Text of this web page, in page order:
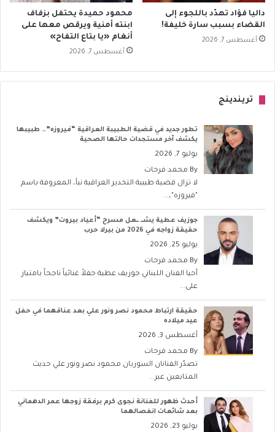
داليا فؤاد تهدّد باللجوء إلى
القضاء بسبب سارة خليفة!
أغسطس 7, 2026
محمود حميدة يحتفل بزفاف
ابنته أمنية ويرقص معها على
أنغام «يا بتاع التفاح»
أغسطس 7, 2026
تريندينج
تطور جديد في قضية الطبيبة العراقية “فيروزه”… طبيبها
يكشف آخر مستجدات حالتها الصحية
يوليو 7, 2026
By محمد فرحات
لا تزال قضية طبيبة التخدير العراقية نبأ، المعروفة باسم
"فيروزه"،...
جوزيف عطية يشــ ــعل مسرح “أعياد بيروت” ويكشف
حقيقة زواجه في 2026 من بيرلا حرب
يوليو 25, 2026
By محمد فرحات
أحيا الفنان اللبناني جوزيف عطية حفلاً غنائياً ناجحاً بامتياز
على...
حقيقة ارتباط محمود نصر ونور علي بعد عناقهما في حفل
عيد ميلاده
أغسطس 3, 2026
By محمد فرحات
تصدّر الفنانان السوريان محمود نصر ونور علي حديث
المتابعين عبر...
أحدث ظهور للفنانة نجوى كرم برفقة زوجها عمر الدهماني
بعد شائعات انفصالهما
يوليو 23, 2026